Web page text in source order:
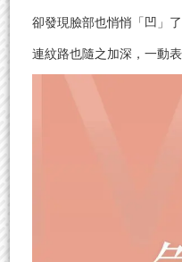
卻發現臉部也悄悄「凹」
連紋路也隨之加深，一動